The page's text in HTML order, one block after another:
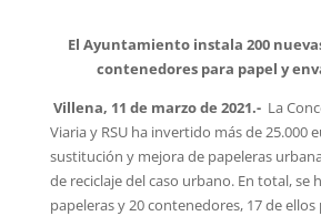
El Ayuntamiento instala 200
contenedores para papel y
Villena, 11 de marzo de 2021.- La
Viaria y RSU ha invertido más de 25.000
sustitución y mejora de papeleras
de reciclaje del caso urbano. En total, se
papeleras y 20 contenedores, 17 de ellos